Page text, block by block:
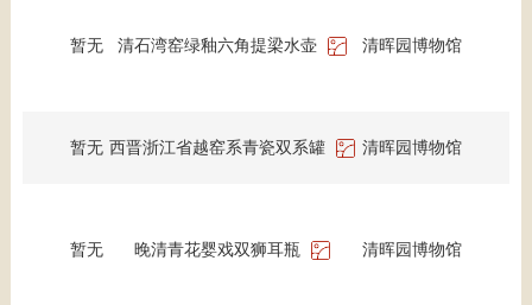
暂无 清石湾窑绿釉六角提梁水壶 清晖园博物馆
暂无 西晋浙江省越窑系青瓷双系罐 清晖园博物馆
暂无 晚清青花婴戏双狮耳瓶 清晖园博物馆